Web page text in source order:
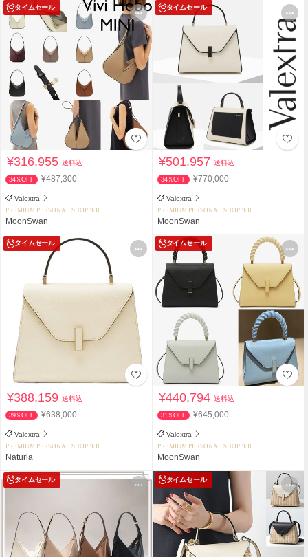
タイムセール
¥316,955送料込
34%OFF ¥487,300
Valextra
PREMIUM PERSONAL SHOPPER
MoonSwan
タイムセール
¥501,957送料込
34%OFF ¥770,000
Valextra
PREMIUM PERSONAL SHOPPER
MoonSwan
タイムセール
¥388,159送料込
39%OFF ¥638,000
Valextra
PREMIUM PERSONAL SHOPPER
Naturia
タイムセール
¥440,794送料込
31%OFF ¥645,000
Valextra
PREMIUM PERSONAL SHOPPER
MoonSwan
タイムセール タイムセール